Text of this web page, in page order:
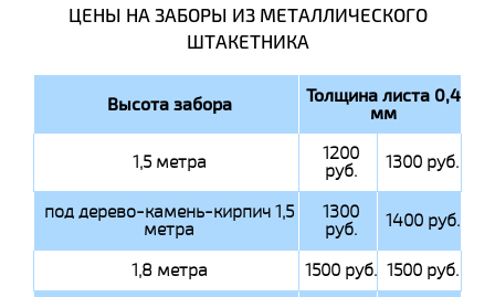
ЦЕНЫ НА ЗАБОРЫ ИЗ МЕТАЛЛИЧЕСКОГО
ШТАКЕТНИКА
Высота забора Толщина листа 0,4
мм
1,5 метра 1200
руб. 1300 руб.
под дерево-камень-кирпич 1,5
метра
1300
руб. 1400 руб.
1,8 метра 1500 руб. 1500 руб.